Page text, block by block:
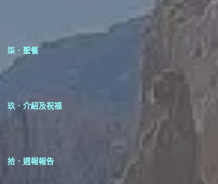
柒．聖餐
玖．介紹及祝福
拾．週報報告